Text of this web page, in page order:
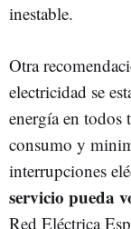
inestable.
Otra
electricidad se
energía en todos
consumo y
interrupciones
servicio pueda
Red Eléctrica